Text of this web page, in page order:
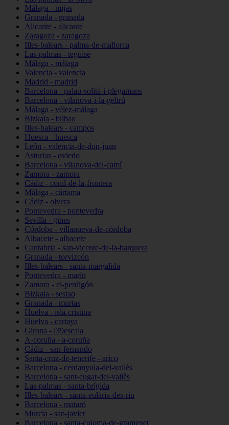
Málaga - mijas
Granada - granada
Alicante - alicante
Zaragoza - zaragoza
Illes-balears - palma-de-mallorca
Las-palmas - teguise
Málaga - málaga
Valencia - valencia
Madrid - madrid
Barcelona - palau-solità-i-plegamans
Barcelona - vilanova-i-la-geltrú
Málaga - vélez-málaga
Bizkaia - bilbao
Illes-balears - campos
Huesca - huesca
León - valencia-de-don-juan
Asturias - oviedo
Barcelona - vilanova-del-camí
Zamora - zamora
Cádiz - conil-de-la-frontera
Málaga - cártama
Cádiz - olvera
Pontevedra - pontevedra
Sevilla - gines
Córdoba - villanueva-de-córdoba
Albacete - albacete
Cantabria - san-vicente-de-la-barquera
Granada - torvizcón
Illes-balears - santa-margalida
Pontevedra - marín
Zamora - el-perdigón
Bizkaia - sestao
Granada - murtas
Huelva - isla-cristina
Huelva - cartaya
Girona - l39escala
A-coruña - a-coruña
Cádiz - san-fernando
Santa-cruz-de-tenerife - arico
Barcelona - cerdanyola-del-vallès
Barcelona - sant-cugat-del-vallès
Las-palmas - santa-brígida
Illes-balears - santa-eulària-des-riu
Barcelona - mataró
Murcia - san-javier
Barcelona - santa-coloma-de-gramenet